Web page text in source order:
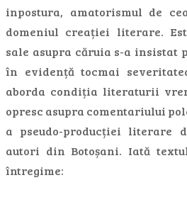
inpostura, amatorismul de
domeniul creației literare.
sale asupra căruia s-a insistat
în evidență tocmai
aborda condiția literaturii
opresc asupra comentariului
a pseudo-producției literare
autori din Botoșani. Iată
întregime: